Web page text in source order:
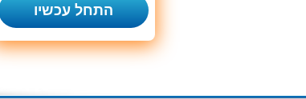
התחל עכשיו